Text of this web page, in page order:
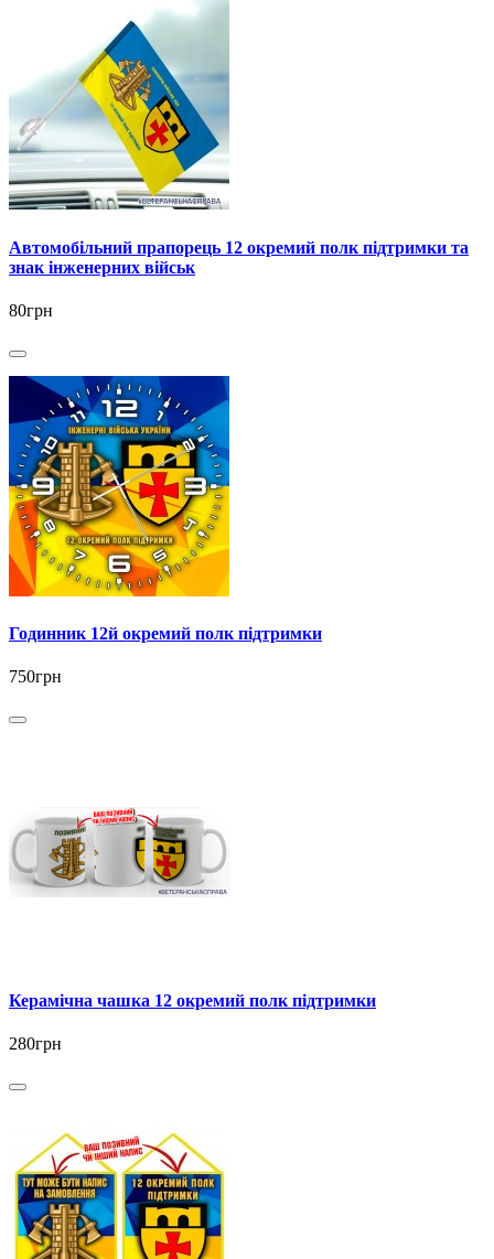
Автомобільний прапорець 12 окремий полк підтримки та
знак інженерних військ
80грн
Годинник 12й окремий полк підтримки
750грн
Керамічна чашка 12 окремий полк підтримки
280грн